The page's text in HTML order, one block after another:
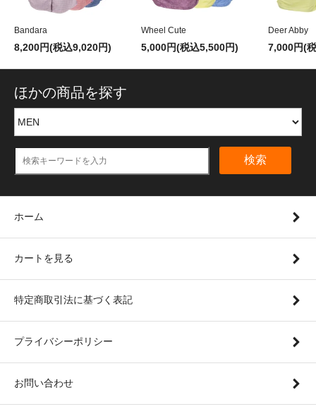
Bandara
8,200円(税込9,020円)
Wheel Cute
5,000円(税込5,500円)
Deer Abby
7,000円(
ほかの商品を探す
検索
ホーム
カートを見る
特定商取引法に基づく表記
プライバシーポリシー
お問い合わせ